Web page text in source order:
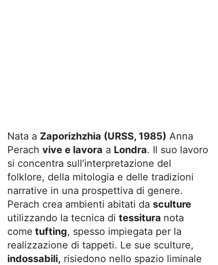
Nata a Zaporizhzhia (URSS, 1985) Anna
Perach vive e lavora a Londra. Il suo lavoro
si concentra sull’interpretazione del
folklore, della mitologia e delle tradizioni
narrative in una prospettiva di genere.
Perach crea ambienti abitati da sculture
utilizzando la tecnica di tessitura nota
come tufting, spesso impiegata per la
realizzazione di tappeti. Le sue sculture,
indossabili, risiedono nello spazio liminale